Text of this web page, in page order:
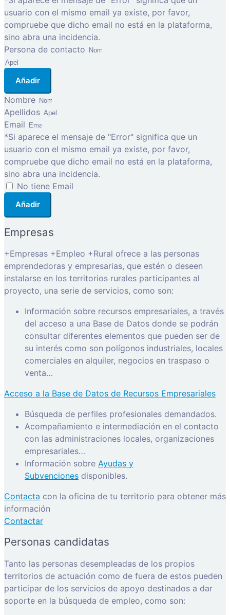
usuario con el mismo email ya existe, por favor,
compruebe que dicho email no está en la plataforma,
sino abra una incidencia.
Persona de contacto
Añadir
Nombre
Apellidos
Email
*Si aparece el mensaje de "Error" significa que un
usuario con el mismo email ya existe, por favor,
compruebe que dicho email no está en la plataforma,
sino abra una incidencia.
No tiene Email
Añadir
Empresas
+Empresas +Empleo +Rural ofrece a las personas
emprendedoras y empresarias, que estén o deseen
instalarse en los territorios rurales participantes al
proyecto, una serie de servicios, como son:
Información sobre recursos empresariales, a través
del acceso a una Base de Datos donde se podrán
consultar diferentes elementos que pueden ser de
su interés como son polígonos industriales, locales
comerciales en alquiler, negocios en traspaso o
venta…
Acceso a la Base de Datos de Recursos Empresariales
Búsqueda de perfiles profesionales demandados.
Acompañamiento e intermediación en el contacto
con las administraciones locales, organizaciones
empresariales…
Información sobre Ayudas y
Subvenciones disponibles.
Contacta con la oficina de tu territorio para obtener más
información
Contactar
Personas candidatas
Tanto las personas desempleadas de los propios
territorios de actuación como de fuera de estos pueden
participar de los servicios de apoyo destinados a dar
soporte en la búsqueda de empleo, como son: